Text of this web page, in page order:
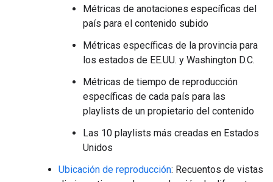
Métricas de anotaciones específicas del
país para el contenido subido
Métricas específicas de la provincia para
los estados de EE.UU. y Washington D.C.
Métricas de tiempo de reproducción
específicas de cada país para las
playlists de un propietario del contenido
Las 10 playlists más creadas en Estados
Unidos
Ubicación de reproducción: Recuentos de vistas